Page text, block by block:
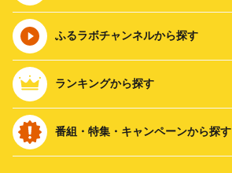
ふるラボチャンネルから探す
ランキングから探す
番組・特集・キャンペーンから探す